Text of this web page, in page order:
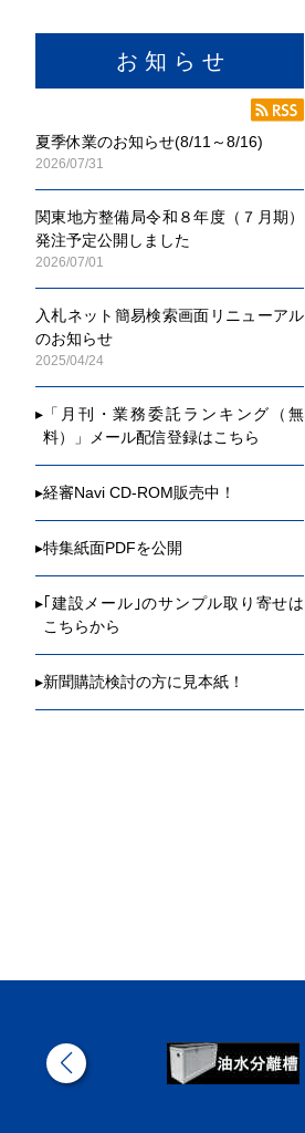
お 知 ら せ
夏季休業のお知らせ(8/11～8/16)
2026/07/31
関東地方整備局令和８年度（７月期）
発注予定公開しました
2026/07/01
入札ネット簡易検索画面リニューアル
のお知らせ
2025/04/24
▸ 「月刊・業務委託ランキング（無
料）」メール配信登録はこちら
▸経審Navi CD-ROM販売中！
▸特集紙面PDFを公開
▸ ｢建設メール｣のサンプル取り寄せは
こちらから
▸新聞購読検討の方に見本紙！